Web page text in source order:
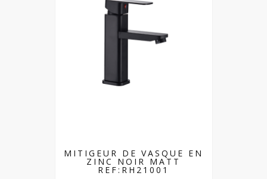
MITIGEUR DE VASQUE EN
ZINC NOIR MATT
REF:RH21001